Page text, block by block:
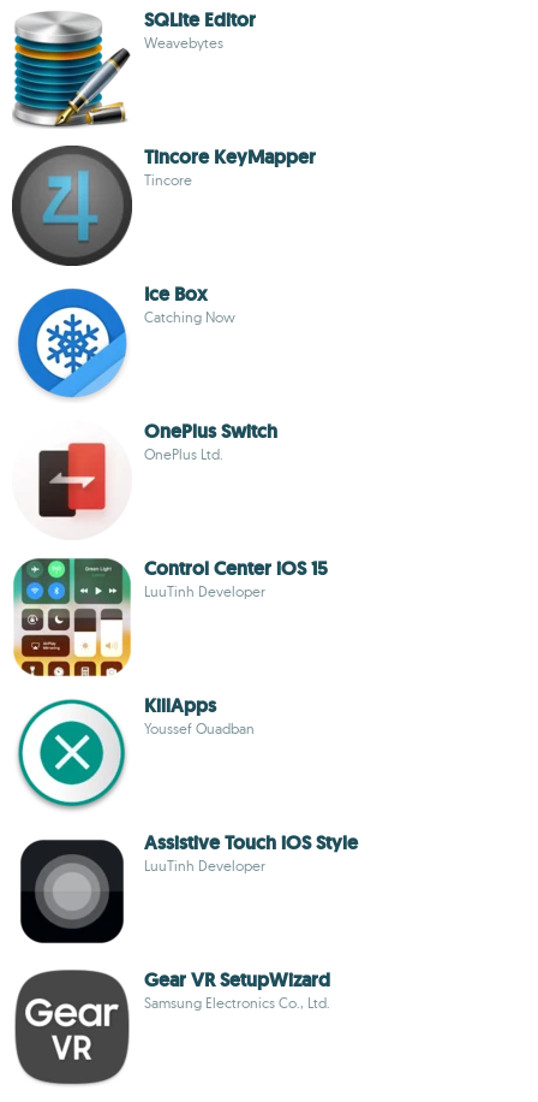
SQLite Editor
Weavebytes
Tincore KeyMapper
Tincore
Ice Box
Catching Now
OnePlus Switch
OnePlus Ltd.
Control Center iOS 15
LuuTinh Developer
KillApps
Youssef Ouadban
Assistive Touch iOS Style
LuuTinh Developer
Gear VR SetupWizard
Samsung Electronics Co., Ltd.